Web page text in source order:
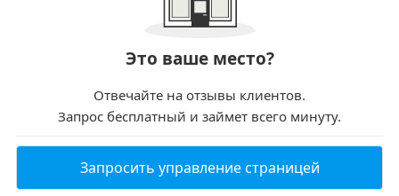
Это ваше место?
Отвечайте на отзывы клиентов.
Запрос бесплатный и займет всего минуту.
Запросить управление страницей